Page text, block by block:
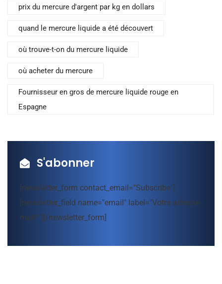
prix du mercure d'argent par kg en dollars
quand le mercure liquide a été découvert
où trouve-t-on du mercure liquide
où acheter du mercure
Fournisseur en gros de mercure liquide rouge en
Espagne
S'abonner
[newsletter_form contact_email="Subscribe"]
[newsletter_field name="email" label="Votre adresse
mail*"][/newsletter_form]